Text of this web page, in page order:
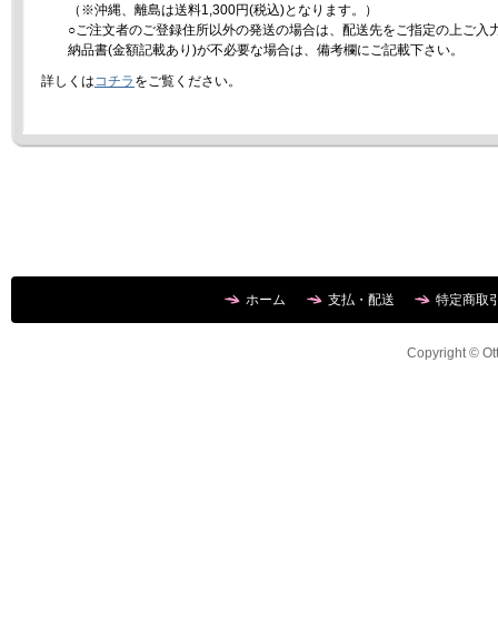
（※沖縄、離島は送料1,300円(税込)となります。）
○ご注文者のご登録住所以外の発送の場合は、配送先をご指定の上ご入
納品書(金額記載あり)が不必要な場合は、備考欄にご記載下さい。
詳しくはコチラ をご覧ください。
ホーム 支払・配送 特定商取
Copyright ©